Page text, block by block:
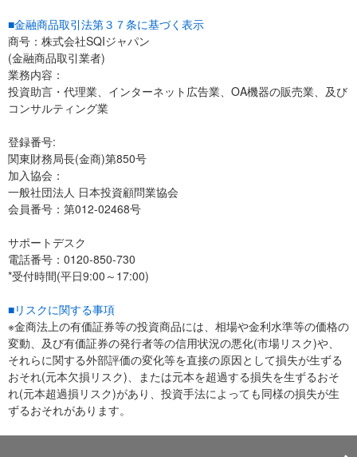
■金融商品取引法第３７条に基づく表示
商号：株式会社SQIジャパン
(金融商品取引業者)
業務内容：
投資助言・代理業、インターネット広告業、OA機器の販売業、及び
コンサルティング業
登録番号:
関東財務局長(金商)第850号
加入協会：
一般社団法人 日本投資顧問業協会
会員番号：第012-02468号
サポートデスク
電話番号：0120-850-730
*受付時間(平日9:00～17:00)
■リスクに関する事項
※金商法上の有価証券等の投資商品には、相場や金利水準等の価格の
変動、及び有価証券の発行者等の信用状況の悪化(市場リスク)や、
それらに関する外部評価の変化等を直接の原因として損失が生ずる
おそれ(元本欠損リスク)、または元本を超過する損失を生ずるおそ
れ(元本超過損リスク)があり、投資手法によっても同様の損失が生
ずるおそれがあります。